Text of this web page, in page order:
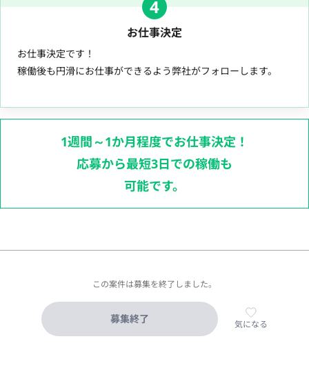
4
お仕事決定
お仕事決定です！
稼働後も円滑にお仕事ができるよう弊社がフォローします。
1週間～1か月程度でお仕事決定！
応募から最短3日での稼働も
可能です。
この案件は募集を終了しました。
募集終了 気になる